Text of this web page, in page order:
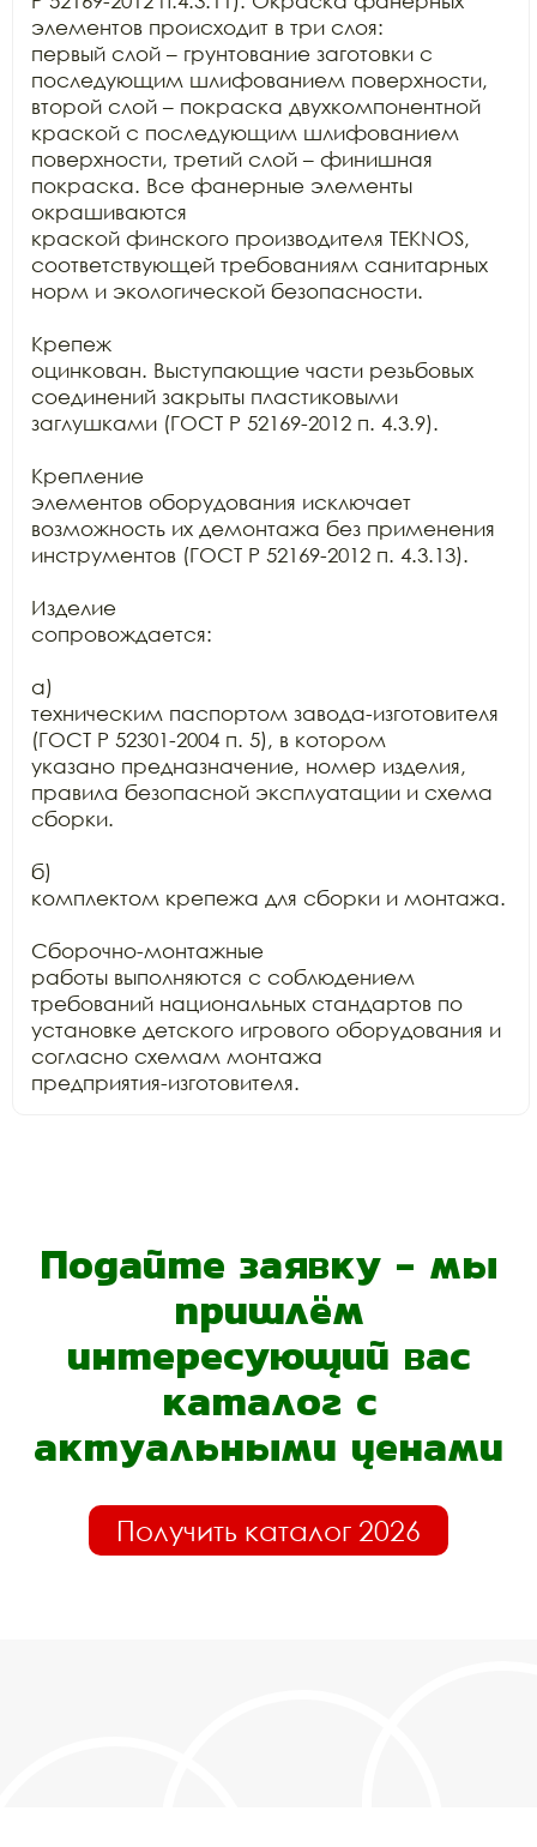
элементов происходит в три слоя:
первый слой – грунтование заготовки с
последующим шлифованием поверхности,
второй слой – покраска двухкомпонентной
краской с последующим шлифованием
поверхности, третий слой – финишная
покраска. Все фанерные элементы
окрашиваются
краской финского производителя TEKNOS,
соответствующей требованиям санитарных
норм и экологической безопасности.
Крепеж
оцинкован. Выступающие части резьбовых
соединений закрыты пластиковыми
заглушками (ГОСТ Р 52169-2012 п. 4.3.9).
Крепление
элементов оборудования исключает
возможность их демонтажа без применения
инструментов (ГОСТ Р 52169-2012 п. 4.3.13).
Изделие
сопровождается:
а)
техническим паспортом завода-изготовителя
(ГОСТ Р 52301-2004 п. 5), в котором
указано предназначение, номер изделия,
правила безопасной эксплуатации и схема
сборки.
б)
комплектом крепежа для сборки и монтажа.
Сборочно-монтажные
работы выполняются с соблюдением
требований национальных стандартов по
установке детского игрового оборудования и
согласно схемам монтажа
предприятия-изготовителя.
Подайте заявку - мы
пришлём
интересующий вас
каталог с
актуальными ценами
Получить каталог 2026